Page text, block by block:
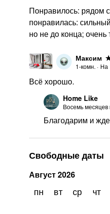
Свободные даты
Август2026
пн вт ср чт
Понравилось: рядом
понравилась:
но не до конца;
Максим
1-комн. · На
Всё хорошо.
Home Like
Восемь месяцев
Благодарим и